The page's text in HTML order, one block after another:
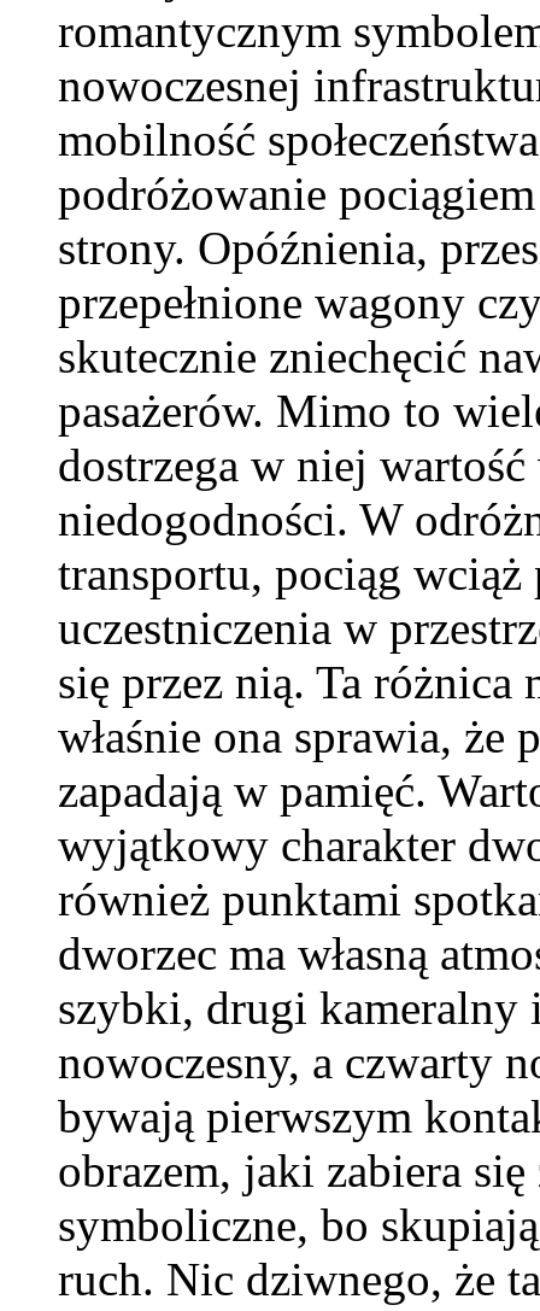
romantycznym
nowoczesnej
mobilność
podróżowanie
strony. Opóźnienia,
przepełnione wagony
skutecznie zniechęcić
pasażerów. Mimo to
dostrzega w niej
niedogodności. W
transportu, pociąg wciąż
uczestniczenia w
się przez nią. Ta różnica
właśnie ona sprawia, że
zapadają w pamięć.
wyjątkowy charakter
również punktami
dworzec ma własną
szybki, drugi
nowoczesny, a czwarty
bywają pierwszym
obrazem, jaki zabiera
symboliczne, bo
ruch. Nic dziwnego, że